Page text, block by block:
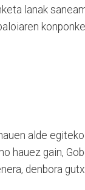
lanak
alde
hauez gain,
denbora